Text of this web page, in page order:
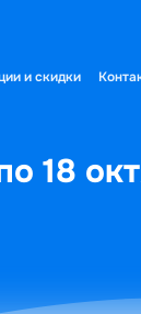
и скидки
18